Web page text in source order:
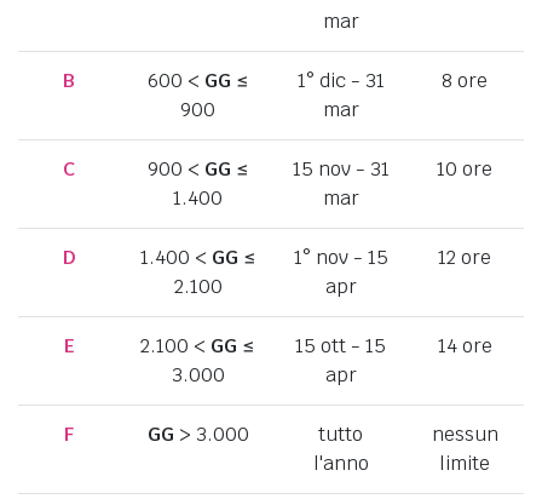
mar
B 600 < GG ≤
900
1° dic - 31
mar
8 ore
C 900 < GG ≤
1.400
15 nov - 31
mar
10 ore
D 1.400 < GG ≤
2.100
1° nov - 15
apr
12 ore
E 2.100 < GG ≤
3.000
15 ott - 15
apr
14 ore
F GG > 3.000
tutto
l'anno
nessun
limite